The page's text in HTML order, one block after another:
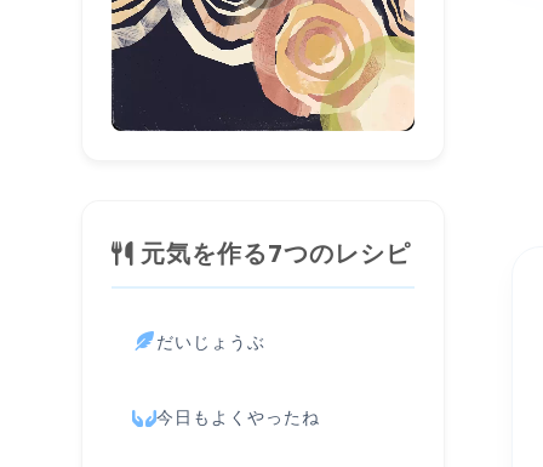
元気を作る7つのレシピ
だいじょうぶ
今日もよくやったね